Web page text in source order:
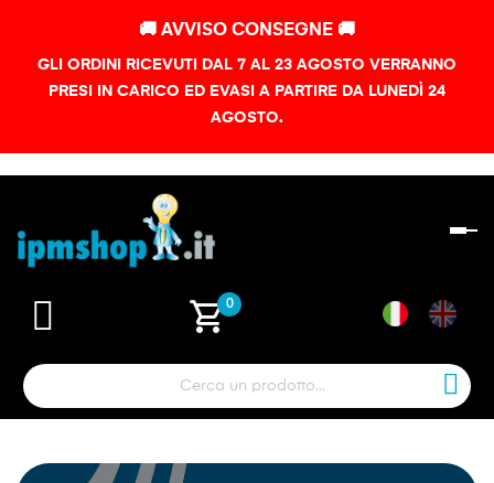
🚚 AVVISO CONSEGNE 🚚
GLI ORDINI RICEVUTI DAL 7 AL 23 AGOSTO VERRANNO
PRESI IN CARICO ED EVASI A PARTIRE DA LUNEDÌ 24
AGOSTO.
shopping_cart0